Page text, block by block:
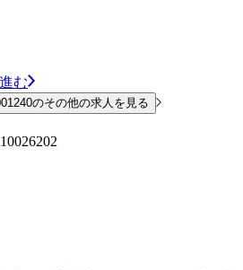
む
のその他の求人を見る